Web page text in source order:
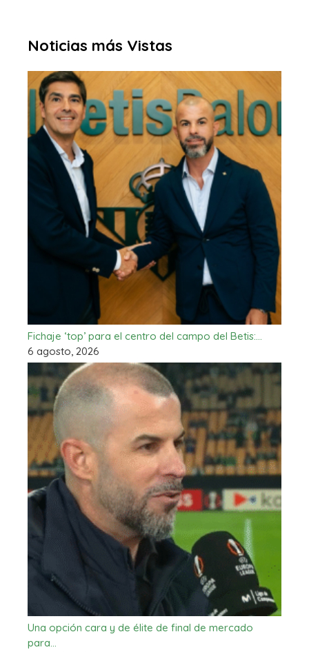
Noticias más Vistas
Fichaje ‘top’ para el centro del campo del Betis:…
6 agosto, 2026
Una opción cara y de élite de final de mercado
para…